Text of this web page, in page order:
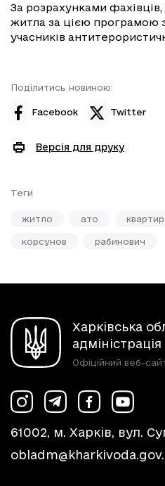
За розрахунками
житла за цією програмою
учасників
Поділитись новиною:
Facebook Twitter
Версія для друку
Теги
житло ато
корсунов рабинович
Харківська
адміністрація
Офіційний веб-
61002, м. Харків, вул.